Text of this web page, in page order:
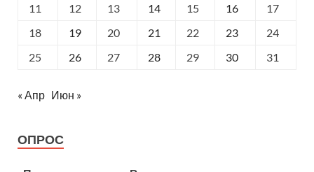
11
12 13 14 15 16
17
18
19 20 21 22 23
24
25
26 27 28 29 30 31
« Апр Июн »
ОПРОС